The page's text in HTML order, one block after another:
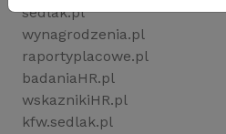
sedlak.pl
wynagrodzenia.pl
raportyplacowe.pl
badaniaHR.pl
wskaznikiHR.pl
kfw.sedlak.pl